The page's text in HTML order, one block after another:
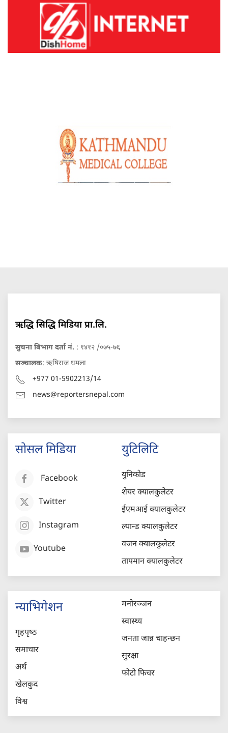
ऋद्धि सिद्धि मिडिया प्रा.लि.
सुचना बिभाग दर्ता नं. : १४१२ /०७५-७६
सञ्चालक: ऋषिराज धमला
+977 01-5902213/14
news@reportersnepal.com
सोसल मिडिया
Facebook
Twitter
Instagram
Youtube
युटिलिटि
युनिकोड
शेयर क्यालकुलेटर
ईएमआई क्यालकुलेटर
ल्यान्ड क्यालकुलेटर
वजन क्यालकुलेटर
तापमान क्यालकुलेटर
न्याभिगेशन
गृहपृष्‍ठ
समाचार
अर्थ
खेलकुद
विश्व
मनोरञ्जन
स्वास्थ्य
जनता जान्न चाहन्छन
सुरक्षा
फोटो फिचर